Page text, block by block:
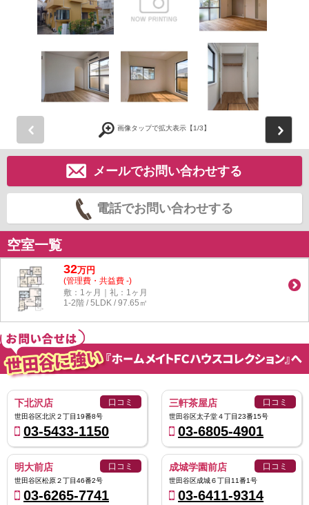
画像タップで拡大表示【1/3】
メールでお問い合わせする
電話でお問い合わせする
空室一覧
32万円
(管理費・共益費 -)
敷：1ヶ月｜礼：1ヶ月
1-2階 / 5LDK / 97.65㎡
下北沢店
世田谷区北沢２丁目19番8号
口コミ
03-5433-1150
三軒茶屋店
世田谷区太子堂４丁目23番15号
口コミ
03-6805-4901
明大前店
世田谷区松原２丁目46番2号
口コミ
03-6265-7741
成城学園前店
世田谷区成城６丁目11番1号
口コミ
03-6411-9314